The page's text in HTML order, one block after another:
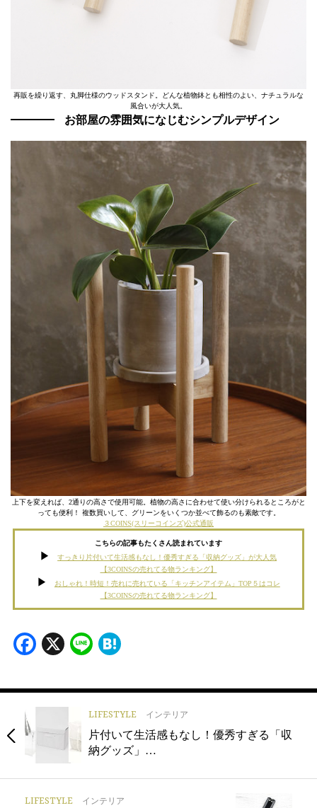
再販を繰り返す、丸脚仕様のウッドスタンド。どんな植物鉢とも相性のよい、ナチュラルな
風合いが大人気。
お部屋の雰囲気になじむシンプルデザイン
上下を変えれば、2通りの高さで使用可能。植物の高さに合わせて使い分けられるところがと
っても便利！ 複数買いして、グリーンをいくつか並べて飾るのも素敵です。
３COINS(スリーコインズ)公式通販
こちらの記事もたくさん読まれています
すっきり片付いて生活感もなし！優秀すぎる「収納グッズ」が大人気
【3COINSの売れてる物ランキング】
おしゃれ！時短！売れに売れている「キッチンアイテム」TOP５はコレ
【3COINSの売れてる物ランキング】
Facebook
X Line
LIFESTYLE インテリア
片付いて生活感もなし！優秀すぎる「収
納グッズ」…
LIFESTYLE インテリア